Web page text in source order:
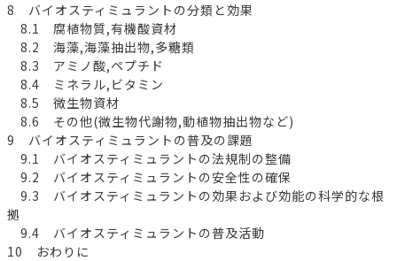
8 バイオスティミュラントの分類と効果
8.1 腐植物質,有機酸資材
8.2 海藻,海藻抽出物,多糖類
8.3 アミノ酸,ペプチド
8.4 ミネラル,ビタミン
8.5 微生物資材
8.6 その他(微生物代謝物,動植物抽出物など)
9 バイオスティミュラントの普及の課題
9.1 バイオスティミュラントの法規制の整備
9.2 バイオスティミュラントの安全性の確保
9.3 バイオスティミュラントの効果および効能の科学的な根
拠
9.4 バイオスティミュラントの普及活動
10 おわりに